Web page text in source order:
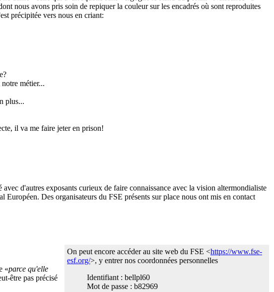
nous avons pris soin de repiquer la couleur sur les encadrés où sont reproduites
précipitée vers nous en criant:
métier...
plus...
il va me faire jeter en prison!
d'autres exposants curieux de faire connaissance avec la vision altermondialiste
Des organisateurs du FSE présents sur place nous ont mis en contact
«parce qu'elle
être pas précisé
On peut encore accéder au site web du FSE <https://www.fse-
esf.org/>, y entrer nos coordonnées personnelles
Identifiant : bellpl60
Mot de passe : b82969